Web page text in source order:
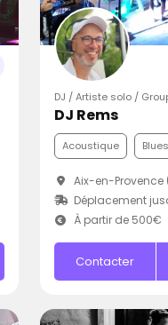
DJ / Artiste solo /
DJ Rems
Acoustique Blues
Aix-en-Provence
Déplacement
À partir de 500€
Contacter